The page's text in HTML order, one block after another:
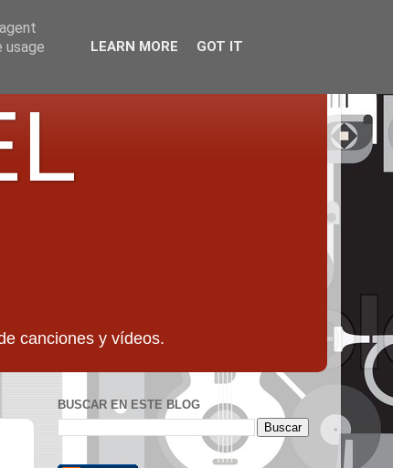
canciones y vídeos.
BUSCAR EN ESTE BLOG
usage
LEARN MORE GOT IT